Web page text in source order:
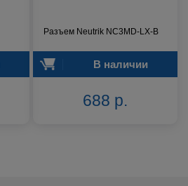
Разъем Neutrik NC3MD-LX-B
В наличии
688 р.